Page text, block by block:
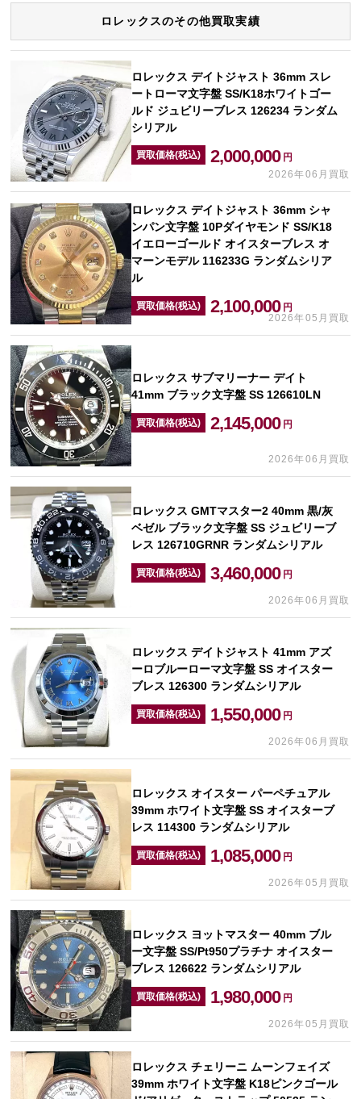
ロレックスのその他買取実績
ロレックス デイトジャスト 36mm スレ
ートローマ文字盤 SS/K18ホワイトゴー
ルド ジュビリーブレス 126234 ランダム
シリアル
買取価格(税込) 2,000,000 円
2026年06月買取
ロレックス デイトジャスト 36mm シャ
ンパン文字盤 10Pダイヤモンド SS/K18
イエローゴールド オイスターブレス オ
マーンモデル 116233G ランダムシリア
ル
買取価格(税込) 2,100,000 円
2026年05月買取
ロレックス サブマリーナー デイト
41mm ブラック文字盤 SS 126610LN
買取価格(税込) 2,145,000 円
2026年06月買取
ロレックス GMTマスター2 40mm 黒/灰
ベゼル ブラック文字盤 SS ジュビリーブ
レス 126710GRNR ランダムシリアル
買取価格(税込) 3,460,000 円
2026年06月買取
ロレックス デイトジャスト 41mm アズ
ーロブルーローマ文字盤 SS オイスター
ブレス 126300 ランダムシリアル
買取価格(税込) 1,550,000 円
2026年06月買取
ロレックス オイスター パーペチュアル
39mm ホワイト文字盤 SS オイスターブ
レス 114300 ランダムシリアル
買取価格(税込) 1,085,000 円
2026年05月買取
ロレックス ヨットマスター 40mm ブル
ー文字盤 SS/Pt950プラチナ オイスター
ブレス 126622 ランダムシリアル
買取価格(税込) 1,980,000 円
2026年05月買取
ロレックス チェリーニ ムーンフェイズ
39mm ホワイト文字盤 K18ピンクゴール